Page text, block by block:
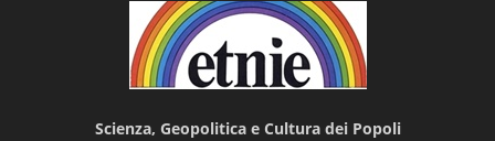
Scienza, Geopolitica e Cultura dei Popoli